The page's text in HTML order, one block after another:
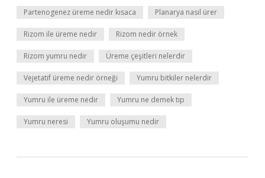
Partenogenez üreme nedir kısaca Planarya nasıl ürer
Rizom ile üreme nedir Rizom nedir örnek
Rizom yumru nedir Üreme çeşitleri nelerdir
Vejetatif üreme nedir örneği Yumru bitkiler nelerdir
Yumru ile üreme nedir Yumru ne demek tıp
Yumru neresi Yumru oluşumu nedir